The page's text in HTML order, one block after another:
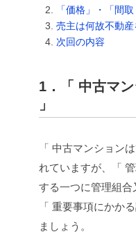
「価格」・「間
売主は何故不動産
次回の内容
1．「 中古マ
」
「 中古マンション
れていますが、「
する一つに管理組合
「 重要事項にかか
ましょう。